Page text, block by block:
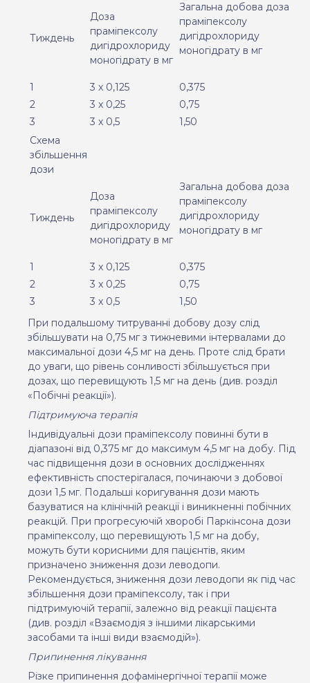
Тиждень
Доза
праміпексолу
дигідрохлориду
моногідрату в мг
Загальна добова доза
праміпексолу
дигідрохлориду
моногідрату в мг
1 3 x 0,125
0,375
2
3 x 0,25
0,75
3
3 x 0,5
1,50
Схема
збільшення
дози
Тиждень
Доза
праміпексолу
дигідрохлориду
моногідрату в мг
Загальна добова доза
праміпексолу
дигідрохлориду
моногідрату в мг
1 3 x 0,125
0,375
2
3 x 0,25
0,75
3
3 x 0,5
1,50
При подальшому титруванні добову дозу слід
збільшувати на 0,75 мг з тижневими інтервалами до
максимальної дози 4,5 мг на день. Проте слід брати
до уваги, що рівень сонливості збільшується при
дозах, що перевищують 1,5 мг на день (див. розділ
«Побічні реакції»).
Підтримуюча терапія
Індивідуальні дози праміпексолу повинні бути в
діапазоні від 0,375 мг до максимум 4,5 мг на добу. Під
час підвищення дози в основних дослідженнях
ефективність спостерігалася, починаючи з добової
дози 1,5 мг. Подальші коригування дози мають
базуватися на клінічній реакції і виникненні побічних
реакцій. При прогресуючій хворобі Паркінсона дози
праміпексолу, що перевищують 1,5 мг на добу,
можуть бути корисними для пацієнтів, яким
призначено зниження дози леводопи.
Рекомендується, зниження дози леводопи як під час
збільшення дози праміпексолу, так і при
підтримуючій терапії, залежно від реакції пацієнта
(див. розділ «Взаємодія з іншими лікарськими
засобами та інші види взаємодій»).
Припинення лікування
Різке припинення дофамінергічної терапії може